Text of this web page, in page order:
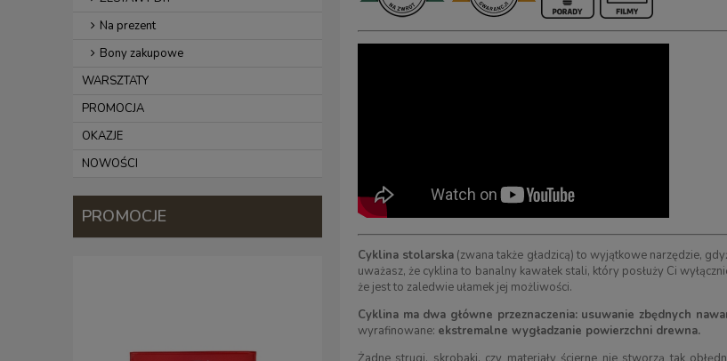
Na prezent
Bony zakupowe
WARSZTATY
PROMOCJA
OKAZJE
NOWOŚCI
PROMOCJE
Cyklina stolarska (zwana także gładzicą) to wyjątkowe narzędzie,
uważasz, że cyklina to banalny kawałek stali, który posłuży Ci
że jest to zaledwie ułamek jej możliwości.
Cyklina ma dwa główne przeznaczenia: usuwanie zbędnych
wyrafinowane: ekstremalne wygładzanie powierzchni drewna.